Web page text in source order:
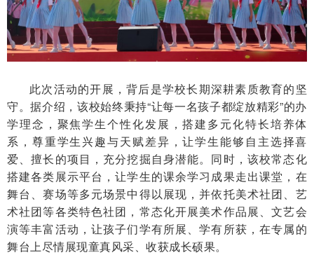
此次活动的开展，背后是学校长期深耕素质教育的坚
守。据介绍，该校始终秉持“让每一名孩子都绽放精彩”的办
学理念，聚焦学生个性化发展，搭建多元化特长培养体
系，尊重学生兴趣与天赋差异，让学生能够自主选择喜
爱、擅长的项目，充分挖掘自身潜能。同时，该校常态化
搭建各类展示平台，让学生的课余学习成果走出课堂，在
舞台、赛场等多元场景中得以展现，并依托美术社团、艺
术社团等各类特色社团，常态化开展美术作品展、文艺会
演等丰富活动，让孩子们学有所展、学有所获，在专属的
舞台上尽情展现童真风采、收获成长硕果。